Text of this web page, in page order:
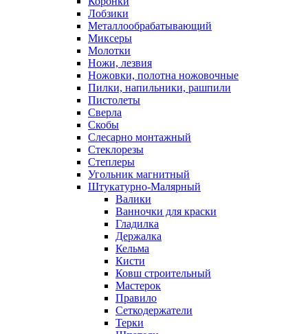
Лобзики
Металлообрабатывающий
Миксеры
Молотки
Ножи, лезвия
Ножовки, полотна ножовочные
Пилки, напильники, рашпили
Пистолеты
Сверла
Скобы
Слесарно монтажный
Стеклорезы
Степлеры
Угольник магнитный
Штукатурно-Малярный
Валики
Ванночки для краски
Гладилка
Держалка
Кельма
Кисти
Ковш строительный
Мастерок
Правило
Сеткодержатели
Терки